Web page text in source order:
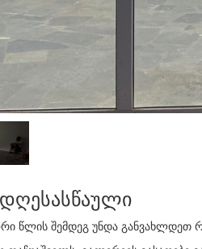
წლის შემდეგ უნდა